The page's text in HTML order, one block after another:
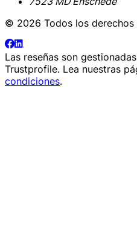
© 2026 Todos los derechos
Las reseñas son
Trustprofile. Lea nuestras
condiciones.